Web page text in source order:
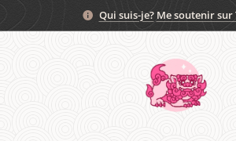
Qui suis-je? Me soutenir sur